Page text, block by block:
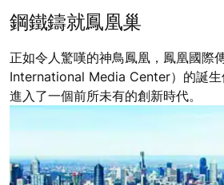
鋼鐵鑄就鳳凰巢
正如令人驚嘆的神鳥鳳凰，鳳凰國際
International Media Center）的誕生
進入了一個前所未有的創新時代。